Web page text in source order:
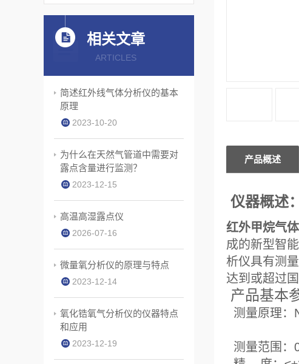
产品概述
仪器概述
红外甲烷气
成的新型智
析仪具有测
达到或超过
产品基本
测量原理：
测量
相关文章
ARTICLES
简述红外线气体分析仪的基本
原理
2023-10-20
为什么在天然气管道中需要对
露点含量进行监测？ ​
2023-12-15
高温高湿露点仪
2026-07-16
微量氧分析仪的原理与特点
2023-12-14
氧化锆氧气分析仪的仪器特点
和应用
2023-12-19